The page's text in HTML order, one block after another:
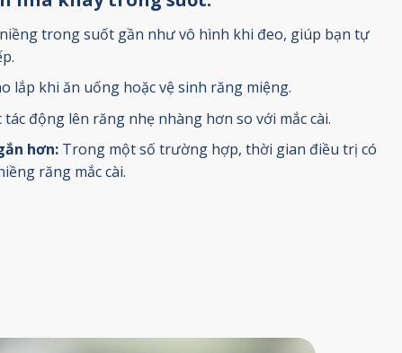
trong suốt gần như vô hình khi đeo, giúp bạn tự
lắp khi ăn uống hoặc vệ sinh răng miệng.
động lên răng nhẹ nhàng hơn so với mắc cài.
hơn:Trong một số trường hợp, thời gian điều trị có
răng mắc cài.